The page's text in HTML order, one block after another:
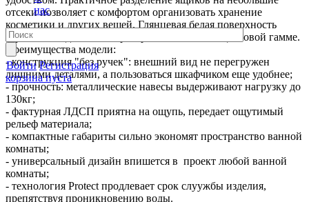
нас
Войти Регистрация
корзина пуста
отсеки позволяет с комфортом организовать хранение
косметики и других вещей. Глянцевая белая поверхность
гармонично дополнит пространства в любой цветовой гамме.
Преимущества модели:
- конструкция "без ручек": внешний вид не перегружен
лишними деталями, а пользоваться шкафчиком еще удобнее;
- прочность: металлические навесы выдерживают нагрузку до
130кг;
- фактурная ЛДСП приятна на ощупь, передает ощутимый
рельеф материала;
- компактные габариты сильно экономят пространство ванной
комнаты;
- универсальный дизайн впишется в проект любой ванной
комнаты;
- технология Protect продлевает срок слуужбы изделия,
препятствуя проникновению воды.